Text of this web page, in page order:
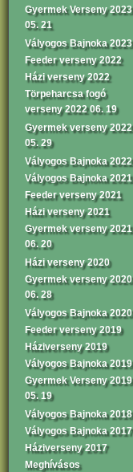
Gyermek Verseny 2023
05. 21
Vályogos Bajnoka 2023
Feeder verseny 2022
Házi verseny 2022
Törpeharcsa fogó
verseny 2022 06. 19
Gyermek verseny 2022
05. 29
Vályogos Bajnoka 2022
Vályogos Bajnoka 2021
Feeder verseny 2021
Házi verseny 2021
Gyermek verseny 2021
06. 20
Házi verseny 2020
Gyermek verseny 2020
06. 28
Vályogos Bajnoka 2020
Feeder verseny 2019
Háziverseny 2019
Vályogos Bajnoka 2019
Gyermek Verseny 2019
05. 19
Vályogos Bajnoka 2018
Vályogos Bajnoka 2017
Háziverseny 2017
Meghívásos